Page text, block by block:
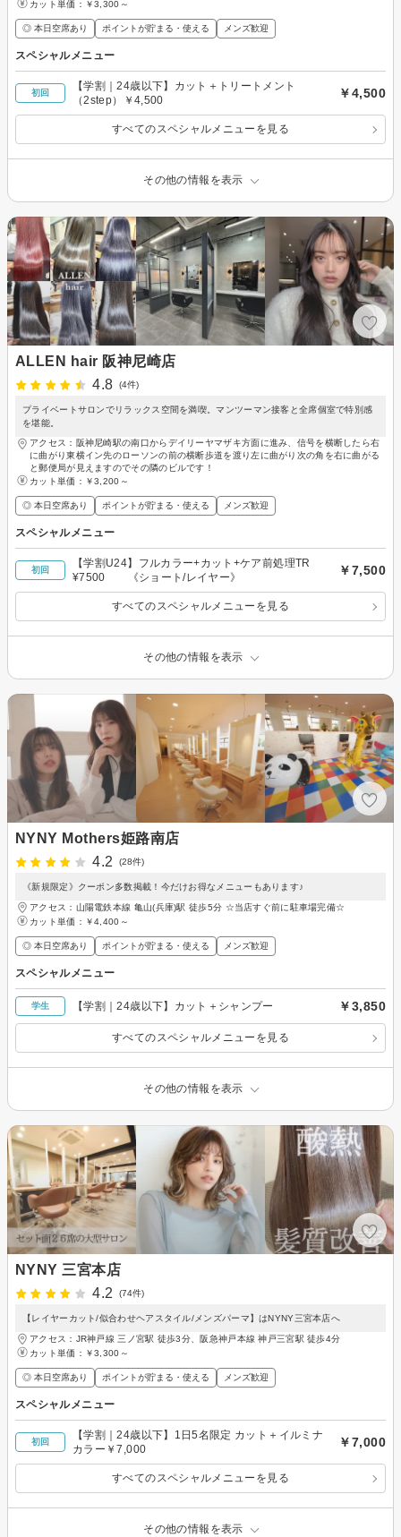
カット単価： ￥3,300～
◎ 本日空席あり ポイントが貯まる・使える メンズ歓迎
スペシャルメニュー
初回
【学割｜24歳以下】カット＋トリートメント
（2step）￥4,500
￥4,500
すべてのスペシャルメニューを見る
その他の情報を表示
ALLEN hair 阪神尼崎店
4.8
(4件)
プライベートサロンでリラックス空間を満喫。マンツーマン接客と全席個室で特別感
を堪能。
アクセス：阪神尼崎駅の南口からデイリーヤマザキ方面に進み、信号を横断したら右
に曲がり東横イン先のローソンの前の横断歩道を渡り左に曲がり次の角を右に曲がる
と郵便局が見えますのでその隣のビルです！
カット単価： ￥3,200～
◎ 本日空席あり ポイントが貯まる・使える メンズ歓迎
スペシャルメニュー
初回
【学割U24】フルカラー+カット+ケア前処理TR
¥7500 《ショート/レイヤー》
￥7,500
すべてのスペシャルメニューを見る
その他の情報を表示
NYNY Mothers姫路南店
4.2
(28件)
《新規限定》クーポン多数掲載！今だけお得なメニューもあります♪
アクセス：山陽電鉄本線 亀山(兵庫)駅 徒歩5分 ☆当店すぐ前に駐車場完備☆
カット単価： ￥4,400～
◎ 本日空席あり ポイントが貯まる・使える メンズ歓迎
スペシャルメニュー
学生 【学割｜24歳以下】カット＋シャンプー ￥3,850
すべてのスペシャルメニューを見る
その他の情報を表示
NYNY 三宮本店
4.2
(74件)
【レイヤーカット/似合わせヘアスタイル/メンズパーマ】はNYNY三宮本店へ
アクセス：JR神戸線 三ノ宮駅 徒歩3分、阪急神戸本線 神戸三宮駅 徒歩4分
カット単価： ￥3,300～
◎ 本日空席あり ポイントが貯まる・使える メンズ歓迎
スペシャルメニュー
初回
【学割｜24歳以下】1日5名限定 カット＋イルミナ
カラー￥7,000
￥7,000
すべてのスペシャルメニューを見る
その他の情報を表示